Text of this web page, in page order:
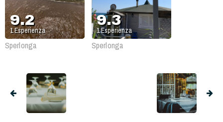
9.2
1Esperienza
Sperlonga
9.3
1Esperienza
Sperlonga